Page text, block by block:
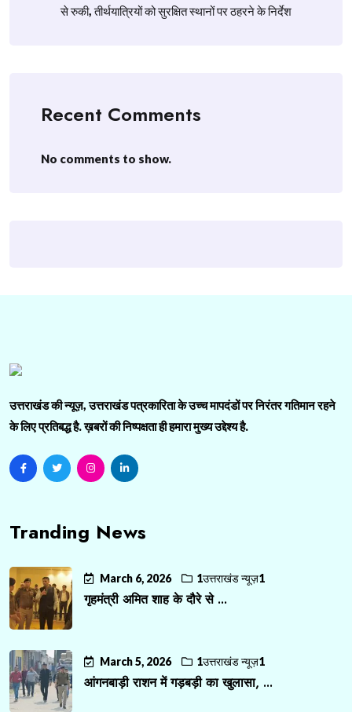
से रुकी, तीर्थयात्रियों को सुरक्षित स्थानों पर ठहरने के निर्देश
Recent Comments
No comments to show.
उत्तराखंड की न्यूज़, उत्तराखंड पत्रकारिता के उच्च मापदंडों पर निरंतर गतिमान रहने
के लिए प्रतिबद्ध है. ख़बरों की निष्पक्षता ही हमारा मुख्य उद्देश्य है.
Tranding News
March 6, 2026 1उत्तराखंड न्यूज़1
गृहमंत्री अमित शाह के दौरे से ...
March 5, 2026 1उत्तराखंड न्यूज़1
आंगनबाड़ी राशन में गड़बड़ी का खुलासा, ...